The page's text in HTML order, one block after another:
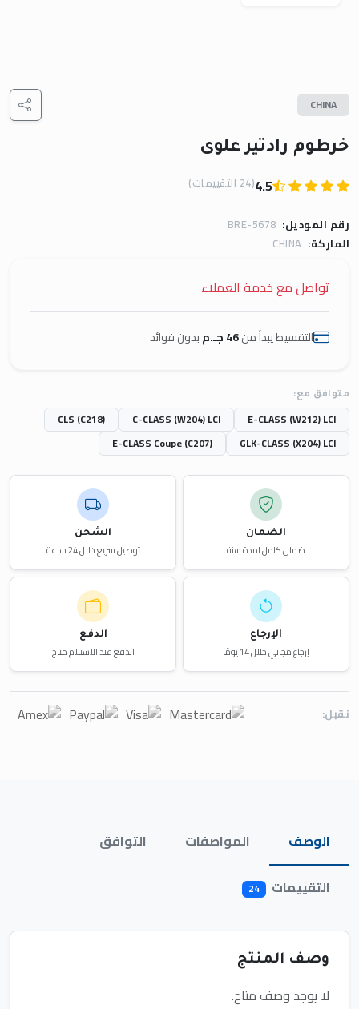
CHINA
خرطوم رادتير علوى
4.5(24 التقييمات)
رقم الموديل: BRE-5678
الماركة: CHINA
تواصل مع خدمة العملاء
التقسيط يبدأ من46 جـ.م بدون فوائد
متوافق مع:
E-CLASS (W212) LCI
C-CLASS (W204) LCI
CLS (C218)
GLK-CLASS (X204) LCI
E-CLASS Coupe (C207)
الضمان
ضمان كامل لمدة سنة
الشحن
توصيل سريع خلال 24 ساعة
الإرجاع
إرجاع مجاني خلال 14 يومًا
الدفع
الدفع عند الاستلام متاح
نقبل:
الوصف المواصفات
التوافق
التقييمات
24
وصف المنتج
لا يوجد وصف متاح.